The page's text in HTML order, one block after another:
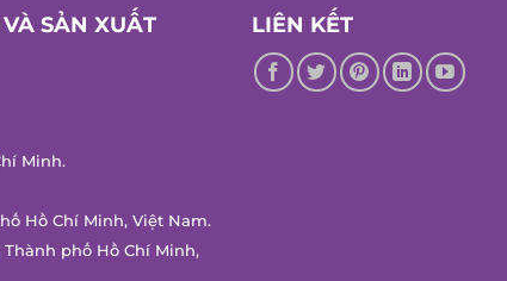
SẢN XUẤT
Minh.
Hồ Chí Minh, Việt Nam.
phố Hồ Chí Minh,
LIÊN KẾT